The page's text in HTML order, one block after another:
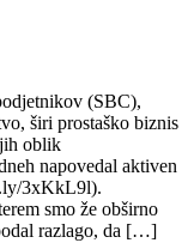
(SBC),
širi prostaško biznis
oblik
napovedal aktiven
3xKkL9l).
smo že obširno
razlago, da […]